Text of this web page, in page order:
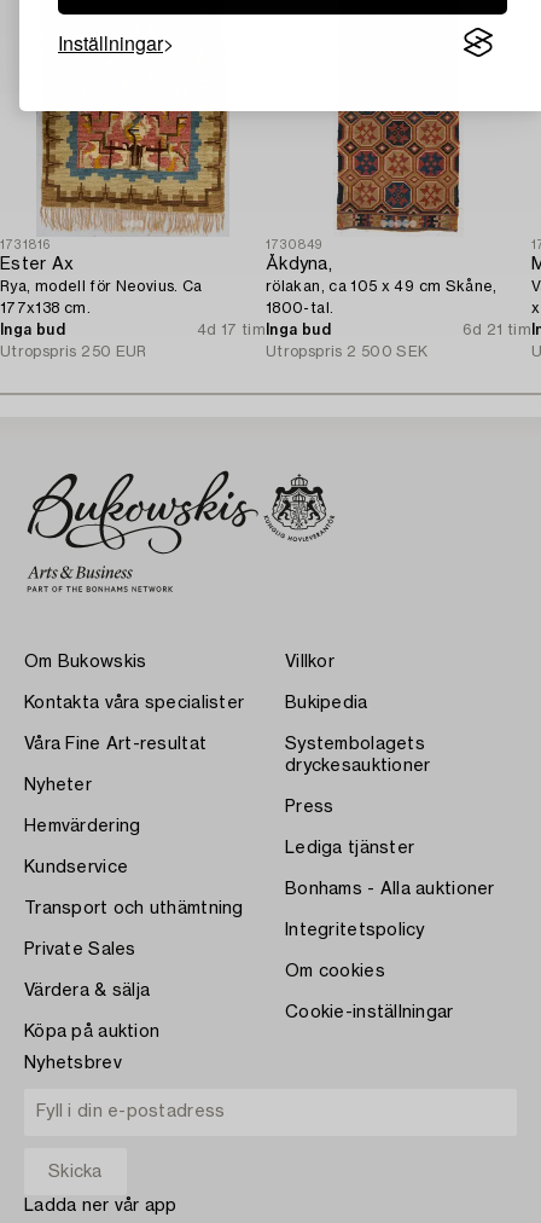
Inställningar
1731816
Ester Ax
Rya, modell för Neovius. Ca
177x138 cm.
Inga bud
4d 17 tim
Utropspris 250 EUR
1730849
Åkdyna,
rölakan, ca 105 x 49 cm Skåne,
1800-tal.
Inga bud
6d 21 tim
Utropspris 2 500 SEK
Om Bukowskis
Kontakta våra specialister
Våra Fine Art-resultat
Nyheter
Hemvärdering
Kundservice
Transport och uthämtning
Private Sales
Värdera & sälja
Köpa på auktion
Villkor
Bukipedia
Systembolagets
dryckesauktioner
Press
Lediga tjänster
Bonhams - Alla auktioner
Integritetspolicy
Om cookies
Cookie-inställningar
Nyhetsbrev
Ladda ner vår app